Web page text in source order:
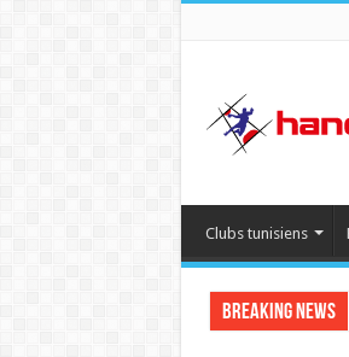
Clubs tunisiens
Breaking News